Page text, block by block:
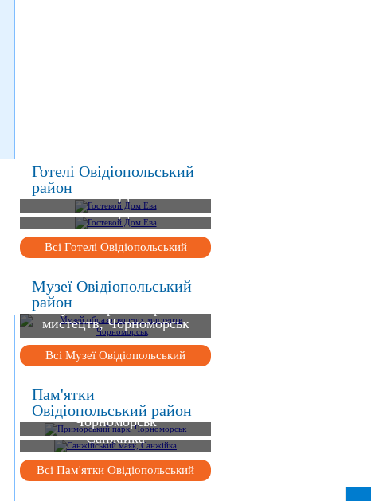
Готелі Овідіопольський
районГостевой Дом Ева
Гостевой Дом Ева
Всі Готелі Овідіопольський
Музеї Овідіопольський
район
Музей образотворчих
мистецтв, Чорноморськ
Всі Музеї Овідіопольський
Пам'ятки
Овідіопольський район
Приморський парк,
Чорноморськ
Санжійський маяк,
Санжійка
Всі Пам'ятки Овідіопольський